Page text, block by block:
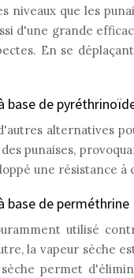
niveaux que les
d'une grande
En se
base de
alternatives
punaises,
une résistance à
base de perméthrine
utilisé
la vapeur sèche
permet